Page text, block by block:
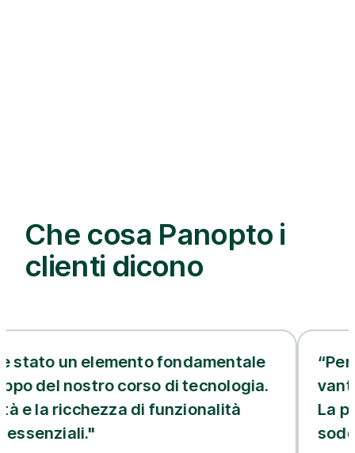
Che cosa Panopto i
clienti dicono
fondamentale
corso di tecnologia.
di funzionalità
“Per il team qui
vantaggi
La piattaforma
soddisfare tutte